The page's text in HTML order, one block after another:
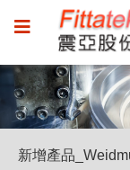
新增產品